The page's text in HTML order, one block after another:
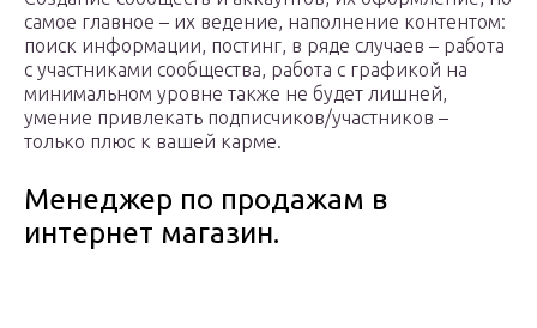
самое главное – их ведение, наполнение контентом:
поиск информации, постинг, в ряде случаев – работа
с участниками сообщества, работа с графикой на
минимальном уровне также не будет лишней,
умение привлекать подписчиков/участников –
только плюс к вашей карме.
Менеджер по продажам в
интернет магазин.